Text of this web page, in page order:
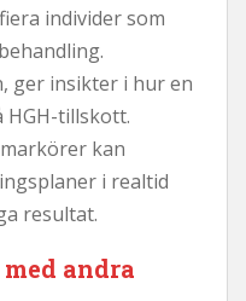
individer som
ger insikter i hur en
tillskott.
kan
i realtid
resultat.
andra